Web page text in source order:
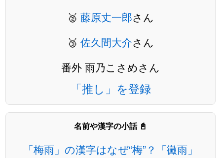
🥈 藤原丈一郎さん
🥉 佐久間大介さん
番外 雨乃こさめさん
「推し」を登録
名前や漢字の小話 📓
「梅雨」の漢字はなぜ“梅”？「黴雨」